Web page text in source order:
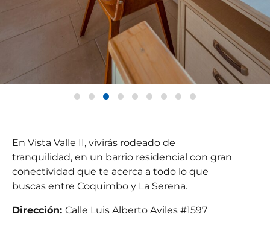
En Vista Valle II, vivirás rodeado de
tranquilidad, en un barrio residencial con gran
conectividad que te acerca a todo lo que
buscas entre Coquimbo y La Serena.
Dirección:Calle Luis Alberto Aviles #1597